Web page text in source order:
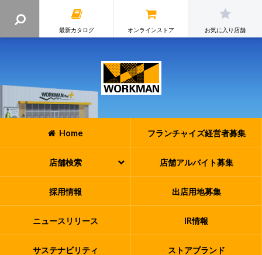
最新カタログ オンラインストア お気に入り店舗
Home フランチャイズ経営者募集
店舗検索 店舗アルバイト募集
採用情報 出店用地募集
ニュースリリース IR情報
サステナビリティ ストアブランド